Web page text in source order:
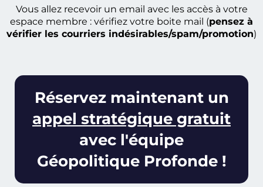
Vous allez recevoir un email avec les accès à votre
espace membre : vérifiez votre boite mail (pensez à
vérifier les courriers indésirables/spam/promotion)
Réservez maintenant un
appel stratégique gratuit
avec l'équipe
Géopolitique Profonde !